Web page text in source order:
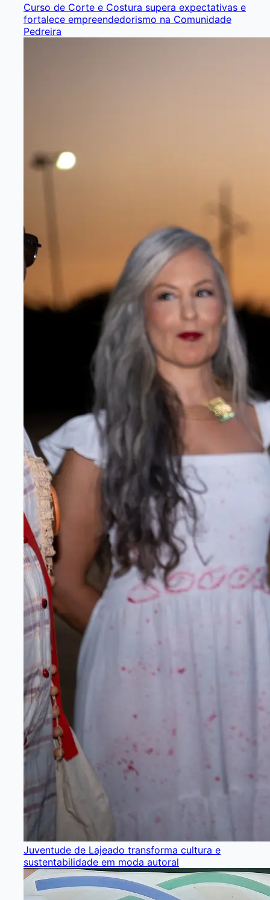
Curso de Corte e Costura supera expectativas e
fortalece empreendedorismo na Comunidade
Pedreira
Juventude de Lajeado transforma cultura e
sustentabilidade em moda autoral